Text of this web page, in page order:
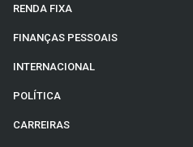
RENDA FIXA
FINANÇAS PESSOAIS
INTERNACIONAL
POLÍTICA
CARREIRAS